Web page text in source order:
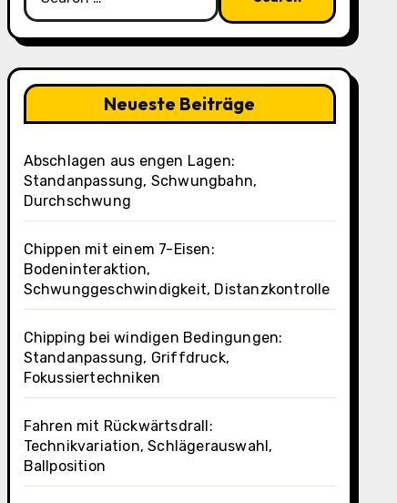
for:
Neueste Beiträge
Abschlagen aus engen Lagen:
Standanpassung, Schwungbahn,
Durchschwung
Chippen mit einem 7-Eisen:
Bodeninteraktion,
Schwunggeschwindigkeit, Distanzkontrolle
Chipping bei windigen Bedingungen:
Standanpassung, Griffdruck,
Fokussiertechniken
Fahren mit Rückwärtsdrall:
Technikvariation, Schlägerauswahl,
Ballposition